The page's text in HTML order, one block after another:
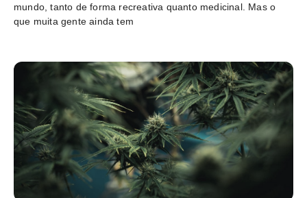
mundo, tanto de forma recreativa quanto medicinal. Mas o
que muita gente ainda tem